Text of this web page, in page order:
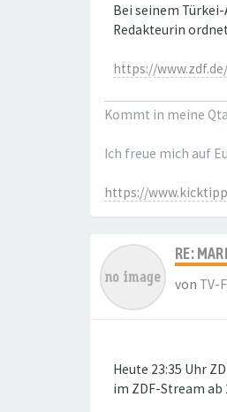
Bei seinem
Redakteurin
https://
Kommt in meine
Ich freue mich auf
https://
RE:
von TV-
Heute 23:35 Uhr
im ZDF-Stream ab